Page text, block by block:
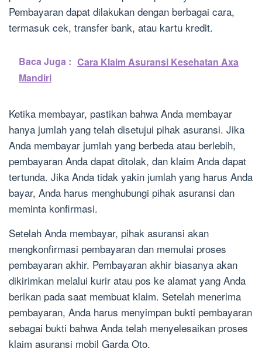
Pembayaran dapat dilakukan dengan berbagai cara,
termasuk cek, transfer bank, atau kartu kredit.
Baca Juga : Cara Klaim Asuransi Kesehatan Axa
Mandiri
Ketika membayar, pastikan bahwa Anda membayar
hanya jumlah yang telah disetujui pihak asuransi. Jika
Anda membayar jumlah yang berbeda atau berlebih,
pembayaran Anda dapat ditolak, dan klaim Anda dapat
tertunda. Jika Anda tidak yakin jumlah yang harus Anda
bayar, Anda harus menghubungi pihak asuransi dan
meminta konfirmasi.
Setelah Anda membayar, pihak asuransi akan
mengkonfirmasi pembayaran dan memulai proses
pembayaran akhir. Pembayaran akhir biasanya akan
dikirimkan melalui kurir atau pos ke alamat yang Anda
berikan pada saat membuat klaim. Setelah menerima
pembayaran, Anda harus menyimpan bukti pembayaran
sebagai bukti bahwa Anda telah menyelesaikan proses
klaim asuransi mobil Garda Oto.